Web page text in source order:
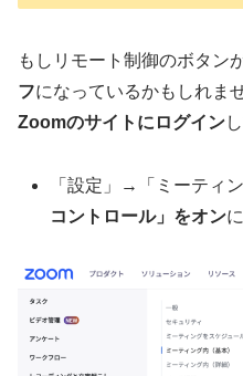
もしリモート制御のボタン
フになっているかもしれま
Zoomのサイトにログイン
「設定」→「ミーティ
コントロール」をオン